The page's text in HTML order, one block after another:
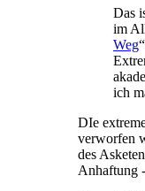
Das
im
Weg
ich
DIe
verworfen
des
Anhaftung